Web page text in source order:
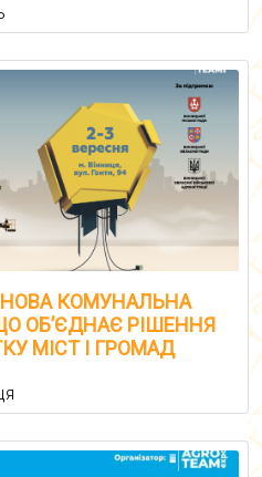
НОВА КОМУНАЛЬНА
ОБ’ЄДНАЄ РІШЕННЯ
МІСТ І ГРОМАД